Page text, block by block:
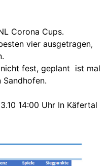
Corona Cups.
vier ausgetragen,
fest, geplant ist mal
Sandhofen.
14:00 Uhr In Käfertal